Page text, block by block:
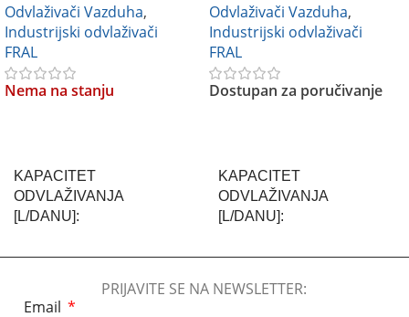
Odvlaživači Vazduha,
Industrijski odvlaživači
FRAL
Nema na stanju
KAPACITET
ODVLAŽIVANJA
[L/DANU]
Odvlaživači Vazduha,
Industrijski odvlaživači
FRAL
Dostupan za poručivanje
KAPACITET
ODVLAŽIVANJA
[L/DANU]
PRIJAVITE SE NA NEWSLETTER:
Email